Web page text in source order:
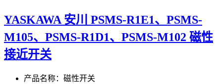
YASKAWA 安川 PSMS-R1E1、PSMS-
M105、PSMS-R1D1、PSMS-M102 磁性
接近开关
产品名称：磁性开关